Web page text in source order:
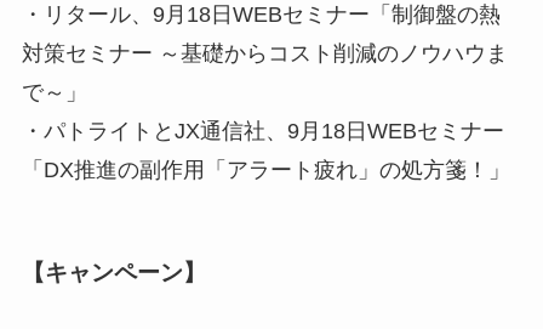
・リタール、9月18日WEBセミナー「制御盤の熱
対策セミナー ～基礎からコスト削減のノウハウま
で～」
・パトライトとJX通信社、9月18日WEBセミナー
「DX推進の副作用「アラート疲れ」の処方箋！」
【キャンペーン】